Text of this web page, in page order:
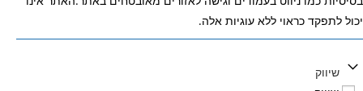
יכול לתפקד כראוי ללא עוגיות אלה.
שיווק